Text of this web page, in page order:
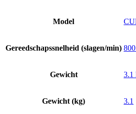
Model
Gereedschapssnelheid (slagen/min)
Gewicht 3.1
Gewicht (kg) 3.1